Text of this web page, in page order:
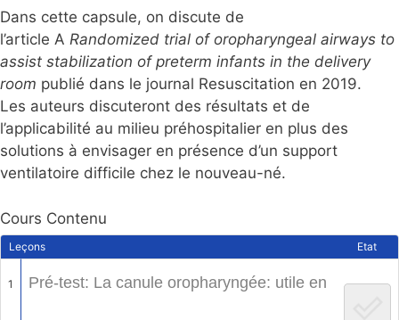
Dans cette capsule, on discute de
l’article A Randomized trial of oropharyngeal airways to
assist stabilization of preterm infants in the delivery
room publié dans le journal Resuscitation en 2019.
Les auteurs discuteront des résultats et de
l’applicabilité au milieu préhospitalier en plus des
solutions à envisager en présence d’un support
ventilatoire difficile chez le nouveau-né.
Cours Contenu
Leçons Etat
1 Pré-test: La canule oropharyngée: utile en